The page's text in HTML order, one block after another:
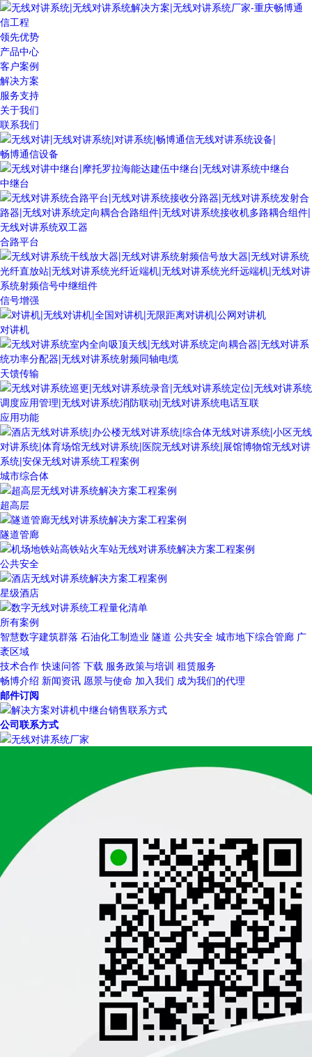
领先优势
产品中心
客户案例
解决方案
服务支持
关于我们
联系我们
畅博通信设备
中继台
合路平台
信号增强
对讲机
天馈传输
应用功能
城市综合体
超高层
隧道管廊
公共安全
星级酒店
所有案例
智慧数字建筑群落 石油化工制造业 隧道 公共安全 城市地下综合管廊 广
袤区域
技术合作 快速问答 下载 服务政策与培训 租赁服务
畅博介绍 新闻资讯 愿景与使命 加入我们 成为我们的代理
邮件订阅
公司联系方式